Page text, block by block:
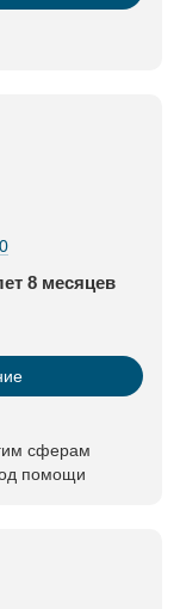
8 месяцев
сферам
помощи